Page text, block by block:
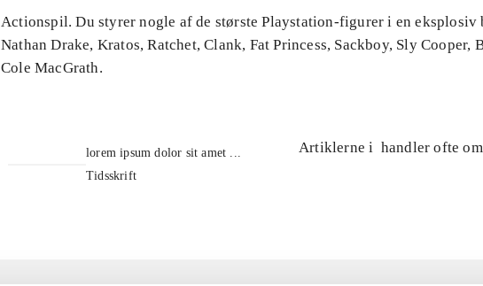
Actionspil. Du styrer nogle af de største Playstation-figurer i en eksplosiv
Nathan Drake, Kratos, Ratchet, Clank, Fat Princess, Sackboy, Sly Cooper,
Cole MacGrath.
lorem ipsum dolor sit amet ...
Tidsskrift
Artiklerne i handler ofte om